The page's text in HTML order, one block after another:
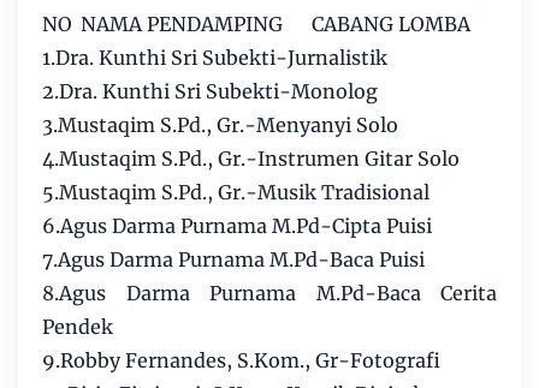
NO NAMA PENDAMPING
CABANG LOMBA
1.Dra. Kunthi Sri Subekti-Jurnalistik
2.Dra. Kunthi Sri Subekti-Monolog
3.Mustaqim S.Pd., Gr.-Menyanyi Solo
4.Mustaqim S.Pd., Gr.-Instrumen Gitar Solo
5.Mustaqim S.Pd., Gr.-Musik Tradisional
6.Agus Darma Purnama M.Pd-Cipta Puisi
7.Agus Darma Purnama M.Pd-Baca Puisi
8.Agus Darma Purnama M.Pd-Baca Cerita
Pendek
9.Robby Fernandes, S.Kom., Gr-Fotografi